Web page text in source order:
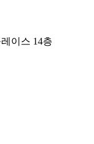
이스 14층